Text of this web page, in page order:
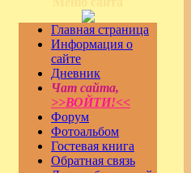
Главная страница
Информация о
сайте
Дневник
Чат сайта,
>>ВОЙТИ!<<
Форум
Фотоальбом
Гостевая книга
Обратная связь